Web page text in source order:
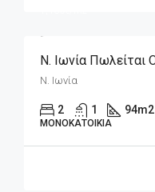
Ν. Ιωνία
2 1 94m2
ΜΟΝΟΚΑΤΟΙΚΊΑ